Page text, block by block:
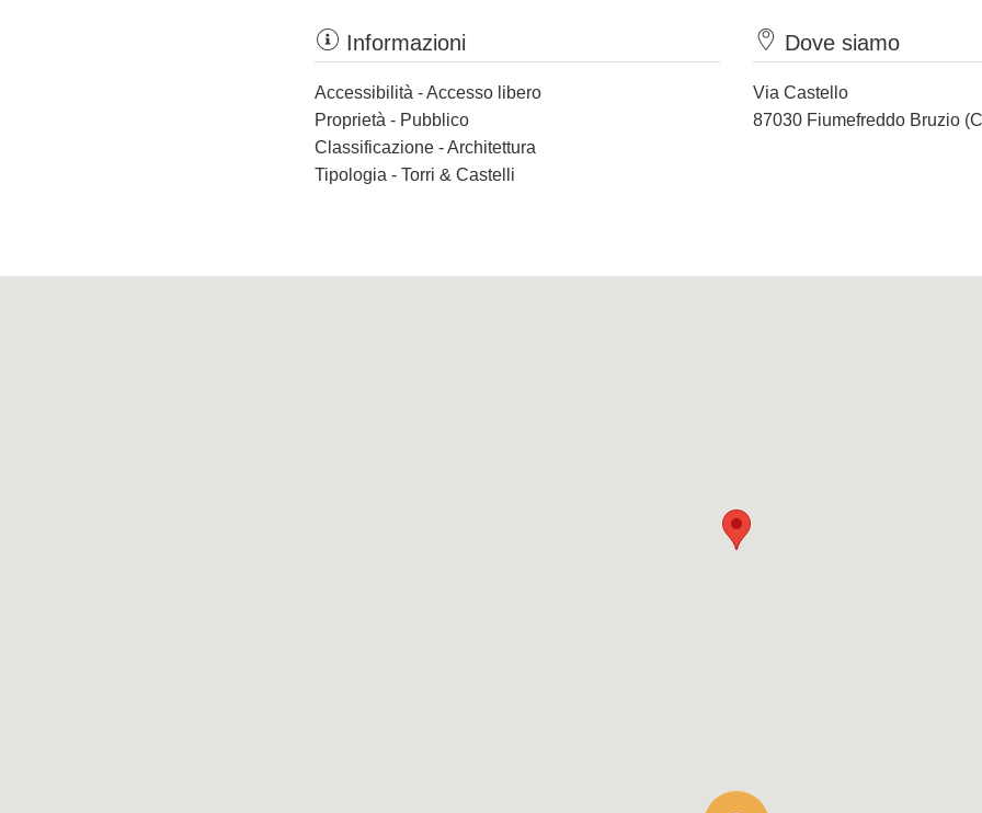
Informazioni
Accessibilità - Accesso libero
Proprietà - Pubblico
Classificazione - Architettura
Tipologia - Torri & Castelli
Dove siamo
Via Castello
87030 Fiumefreddo Bruzio